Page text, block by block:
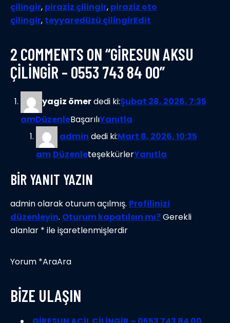
çilingir, piraziz çilingir, piraziz oto
çilingir, teyyaredüzü çilingirEdit
2 COMMENTS ON “GİRESUN AKSU
ÇİLİNGİR – 0553 743 84 00”
yagiz ömerdedi ki:Şubat 28, 2026, 7:35
amDüzenleBaşarılıYanıtla
admin dedi ki:Mart 8, 2026, 10:35
am DüzenleteşekkürlerYanıtla
BİR YANIT YAZIN
admin olarak oturum açılmış. Profilinizi
düzenleyin. Oturum kapatılsın mı?Gerekli
alanlar * ile işaretlenmişlerdir
Yorum *AraAra
BİZE ULAŞIN